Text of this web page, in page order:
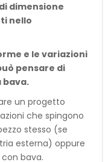
dimensione
nello
e le variazioni
pensare di
un progetto
che spingono
stesso (se
esterna) oppure
bava.